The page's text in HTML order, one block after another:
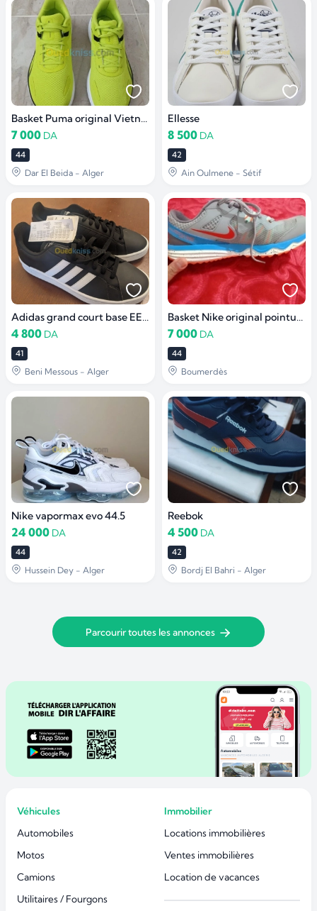
Basket Puma original Vietnam
7 000 DA
44
Dar El Beida - Alger
Ellesse
8 500 DA
42
Ain Oulmene - Sétif
Adidas grand court base EE7900 (négociable)
4 800 DA
41
Beni Messous - Alger
Basket Nike original pointure 44.5
7 000 DA
44
Boumerdès
Nike vapormax evo 44.5
24 000 DA
44
Hussein Dey - Alger
Reebok
4 500 DA
42
Bordj El Bahri - Alger
Parcourir toutes les annonces
Véhicules
Automobiles
Motos
Camions
Utilitaires / Fourgons
Immobilier
Locations immobilières
Ventes immobilières
Location de vacances